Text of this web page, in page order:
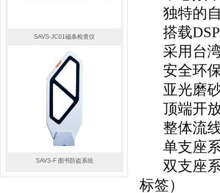
SAVS-JC01磁条检查仪
SAVS-F 图书防盗系统
独特
搭载
采用台湾
安全环保
亚光磨砂
顶端开放
整体流线
单支座系
双支座系
标签）